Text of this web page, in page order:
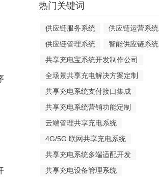
热门关键词
供应链服务系统
供应链运营系统
供应链管理系统
智能供应链系统
共享充电宝系统开发制作公司
全场景共享充电解决方案定制
共享充电系统支付接口集成
共享充电系统营销功能定制
云端管理共享充电系统
4G/5G 联网共享充电系统
共享充电系统多端适配开发
共享充电设备管理系统